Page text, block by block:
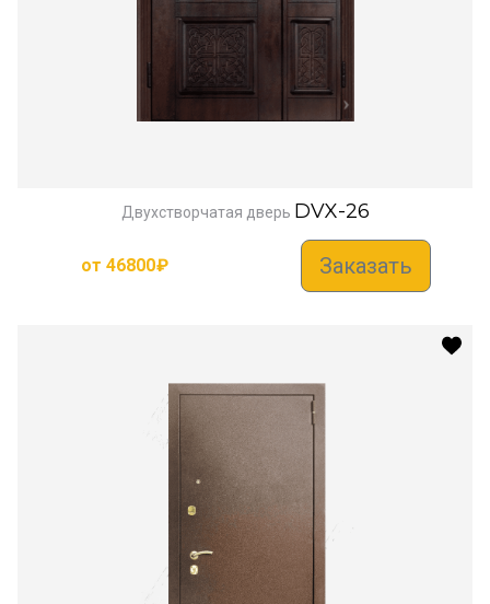
Двухстворчатая дверь DVX-26
от 46800₽ Заказать